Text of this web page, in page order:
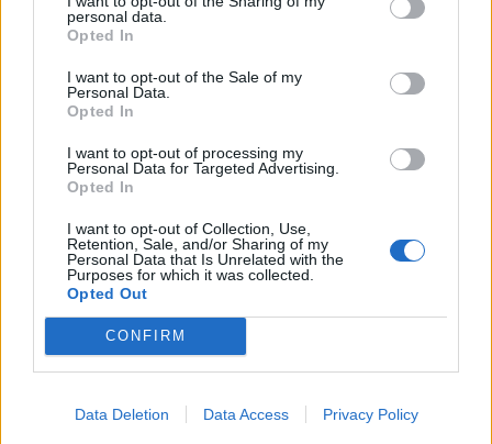
personal data.
Opted In
I want to opt-out of the Sale of my
Personal Data.
Opted In
I want to opt-out of processing my
Personal Data for Targeted Advertising.
Opted In
I want to opt-out of Collection, Use,
Retention, Sale, and/or Sharing of my
Personal Data that Is Unrelated with the
Purposes for which it was collected.
Opted Out
CONFIRM
Data Deletion Data Access Privacy Policy
kurie jam būtini kaip pėsčiajam kelyje, supranta, kaip
būti matomu kelyje, t.y. naudojasi atšvaitais. Vaikai jau
dažnai geba suprasti, kad didelė dalis saugumo kelyje
priklauso nuo jų elgesio.